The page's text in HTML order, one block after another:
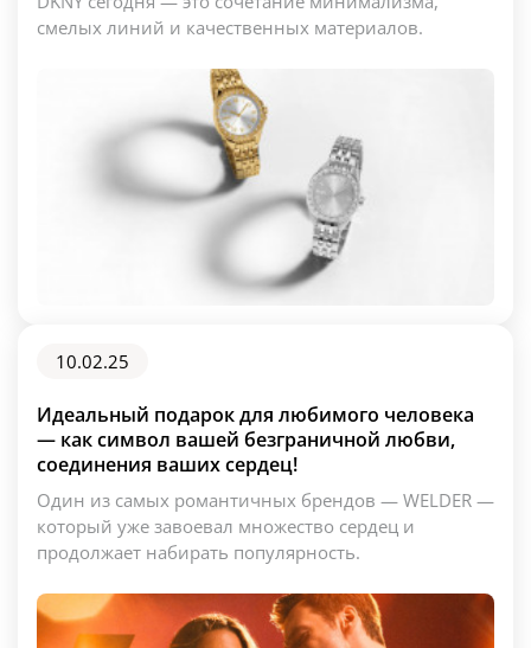
смелых линий и качественных материалов.
10.02.25
Идеальный подарок для любимого человека
— как символ вашей безграничной любви,
соединения ваших сердец!
Один из самых романтичных брендов — WELDER —
который уже завоевал множество сердец и
продолжает набирать популярность.